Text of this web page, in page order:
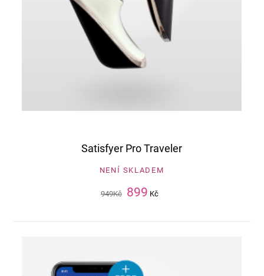
Satisfyer Pro Traveler
NENÍ SKLADEM
949Kč 899 Kč